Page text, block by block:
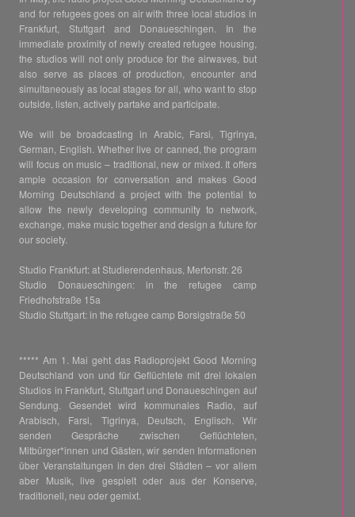
and for refugees goes on air with three local studios in
Frankfurt, Stuttgart and Donaueschingen. In the
immediate proximity of newly created refugee housing,
the studios will not only produce for the airwaves, but
also serve as places of production, encounter and
simultaneously as local stages for all, who want to stop
outside, listen, actively partake and participate.
We will be broadcasting in Arabic, Farsi, Tigrinya,
German, English. Whether live or canned, the program
will focus on music – traditional, new or mixed. It offers
ample occasion for conversation and makes Good
Morning Deutschland a project with the potential to
allow the newly developing community to network,
exchange, make music together and design a future for
our society.
Studio Frankfurt: at Studierendenhaus, Mertonstr. 26
Studio Donaueschingen: in the refugee camp
Friedhofstraße 15a
Studio Stuttgart: in the refugee camp Borsigstraße 50
***** Am 1. Mai geht das Radioprojekt Good Morning
Deutschland von und für Geflüchtete mit drei lokalen
Studios in Frankfurt, Stuttgart und Donaueschingen auf
Sendung. Gesendet wird kommunales Radio, auf
Arabisch, Farsi, Tigrinya, Deutsch, Englisch. Wir
senden Gespräche zwischen Geflüchteten,
Mitbürger*innen und Gästen, wir senden Informationen
über Veranstaltungen in den drei Städten – vor allem
aber Musik, live gespielt oder aus der Konserve,
traditionell, neu oder gemixt.